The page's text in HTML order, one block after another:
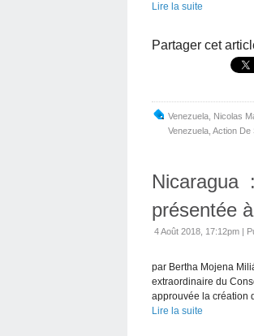
Lire la suite
Partager cet
Venezuela Nicolas
Venezuela Action De
Nicaragua
présentée
4 Août 2018, 17:12pm |
par Bertha Mojena
extraordinaire du
approuvée la création
Lire la suite